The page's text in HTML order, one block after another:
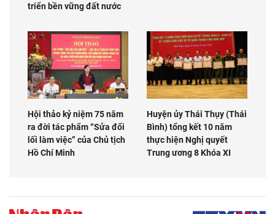
triển bền vững đất nước
Hội thảo kỷ niệm 75 năm
ra đời tác phẩm “Sửa đổi
lối làm việc” của Chủ tịch
Hồ Chí Minh
Huyện ủy Thái Thụy (Thái
Bình) tổng kết 10 năm
thực hiện Nghị quyết
Trung ương 8 Khóa XI